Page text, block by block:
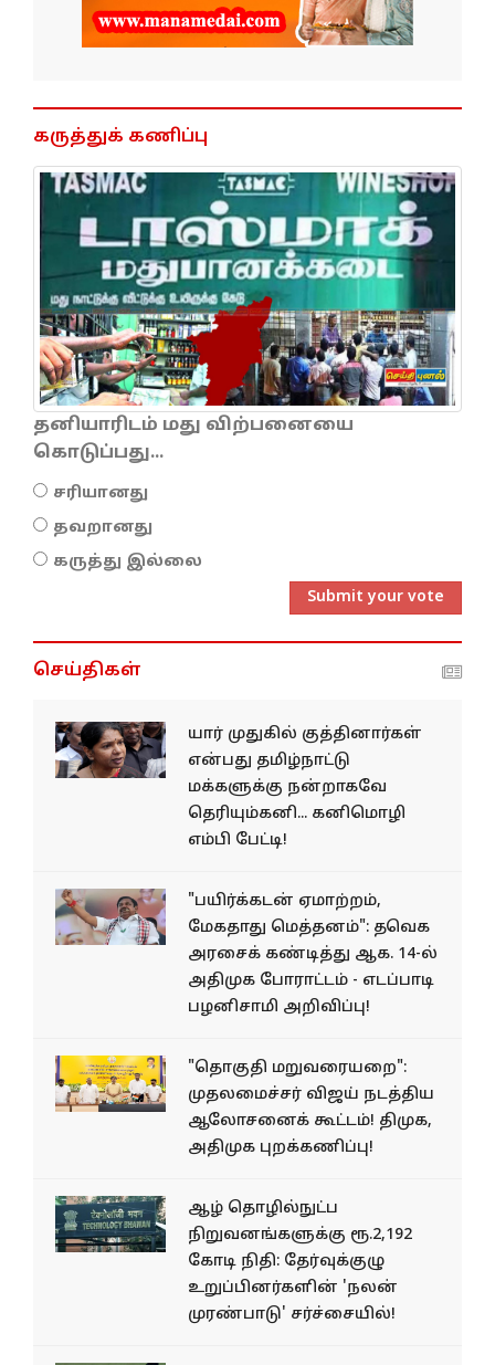
கருத்துக் கணிப்பு
தனியாரிடம் மது விற்பனையை
கொடுப்பது...
சரியானது
தவறானது
கருத்து இல்லை
Submit your vote
செய்திகள்
யார் முதுகில் குத்தினார்கள்
என்பது தமிழ்நாட்டு
மக்களுக்கு நன்றாகவே
தெரியும்கனி... கனிமொழி
எம்பி பேட்டி!
"பயிர்க்கடன் ஏமாற்றம்,
மேகதாது மெத்தனம்": தவெக
அரசைக் கண்டித்து ஆக. 14-ல்
அதிமுக போராட்டம் - எடப்பாடி
பழனிசாமி அறிவிப்பு!
"தொகுதி மறுவரையறை":
முதலமைச்சர் விஜய் நடத்திய
ஆலோசனைக் கூட்டம்! திமுக,
அதிமுக புறக்கணிப்பு!
ஆழ் தொழில்நுட்ப
நிறுவனங்களுக்கு ரூ.2,192
கோடி நிதி: தேர்வுக்குழு
உறுப்பினர்களின் 'நலன்
முரண்பாடு' சர்ச்சையில்!